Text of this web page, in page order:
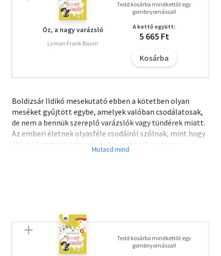
Óz, a nagy varázsló
Lyman Frank Baum
Tedd kosárba mindkettőt egy
gombnyomással!
A kettő együtt:
5 665 Ft
Kosárba
Boldizsár Ildikó mesekutató ebben a kötetben olyan
meséket gyűjtött egybe, amelyek valóban csodálatosak,
de nem a bennük szereplő varázslók vagy tündérek miatt.
Az emberi életnek olyasféle csodáiról szólnak, mint hogy
élnek közöttünk bátor és bölcs emberek, és hogy
és elfogadásához. Takács Mari illusztrációi szárnyakat
adnak képzeletünknek és a meséknek.
A letöltéssel kapcsolatos kérdésekreitttalálhat választ.
Tedd kosárba mindkettőt egy
gombnyomással!